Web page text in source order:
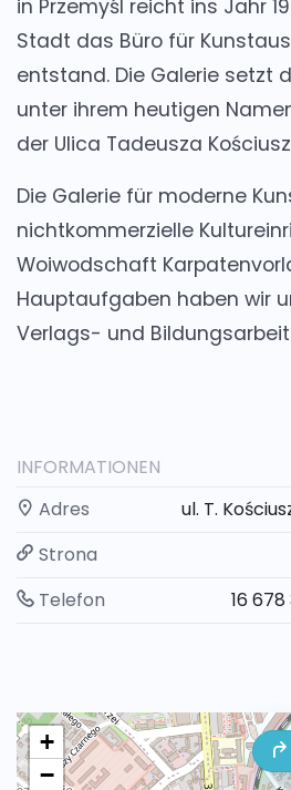
in Przemyśl reicht ins Jahr
Stadt das Büro für
entstand. Die Galerie setzt
unter ihrem heutigen
der Ulica Tadeusza
Die Galerie für moderne
nichtkommerzielle
Woiwodschaft
Hauptaufgaben haben wir
Verlags- und
INFORMATIONEN
Adres
ul. T.
Strona
Telefon
16 678
+
−